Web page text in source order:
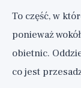
To część, w
ponieważ
obietnic.
co jest